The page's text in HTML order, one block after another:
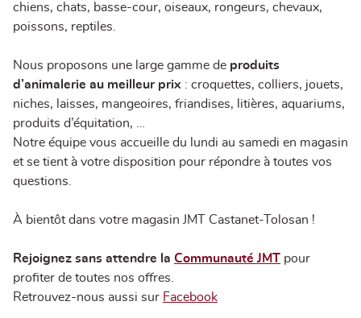
chiens, chats, basse-cour, oiseaux, rongeurs, chevaux,
poissons, reptiles.
Nous proposons une large gamme de produits
d’animalerie au meilleur prix : croquettes, colliers, jouets,
niches, laisses, mangeoires, friandises, litières, aquariums,
produits d’équitation, …
Notre équipe vous accueille du lundi au samedi en magasin
et se tient à votre disposition pour répondre à toutes vos
questions.
À bientôt dans votre magasin JMT Castanet-Tolosan !
Rejoignez sans attendre la Communauté JMT pour
profiter de toutes nos offres.
Retrouvez-nous aussi sur Facebook